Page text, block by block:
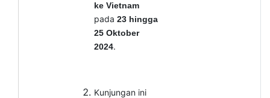
ke Vietnam
pada 23 hingga
25 Oktober
2024.
Kunjungan ini